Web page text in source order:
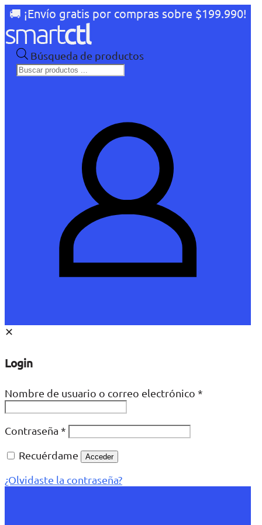
🚚 ¡Envío gratis por compras sobre $199.990!
Búsqueda de productos
✕
Login
Nombre de usuario o correo electrónico *
Contraseña *
Recuérdame
Acceder
¿Olvidaste la contraseña?